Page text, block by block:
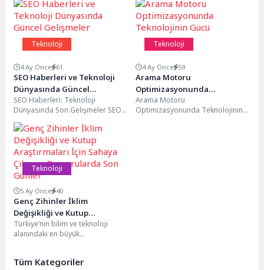
Teknoloji
4 Ay Önce 61
SEO Haberleri ve Teknoloji
Dünyasında Güncel
Gelişmeler
SEO Haberleri: Teknoloji
Dünyasında Son Gelişmeler SEO
dünyasında yaşanan güncel
gelişmeleri takip etmek ve
teknoloji...
Teknoloji
4 Ay Önce 59
Arama Motoru
Optimizasyonunda
Teknolojinin Gücü
Arama Motoru
Optimizasyonunda Teknolojinin
Teknoloji
5 Ay Önce 40
Genç Zihinler İklim
Değişikliği ve Kutup
Araştırmaları İçin Sahaya
Çıkıyor, Başvurularda Son
Türkiye’nin bilim ve teknoloji
alanındaki en büyük
öğrencilerini geleceğin...
Tüm Kategoriler